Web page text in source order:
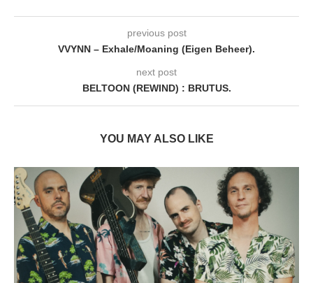
previous post
VVYNN – Exhale/Moaning (Eigen Beheer).
next post
BELTOON (REWIND) : BRUTUS.
YOU MAY ALSO LIKE